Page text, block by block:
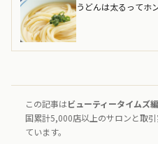
うどんは太るってホ
この記事はビューティータイムズ
国累計5,000店以上のサロンと取
ています。